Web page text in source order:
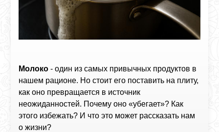
Молоко - один из самых привычных продуктов в
нашем рационе. Но стоит его поставить на плиту,
как оно превращается в источник
неожиданностей. Почему оно «убегает»? Как
этого избежать? И что это может рассказать нам
о жизни?